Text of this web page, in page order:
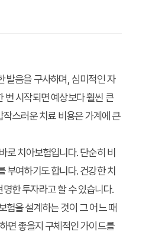
발음을 구사하며, 심미적인 자
번 시작되면 예상보다 훨씬 큰
스러운 치료 비용은 가계에 큰
로 치아보험입니다. 단순히 비
부여하기도 합니다. 건강한 치
한 투자라고 할 수 있습니다.
을 설계하는 것이 그 어느 때
면 좋을지 구체적인 가이드를